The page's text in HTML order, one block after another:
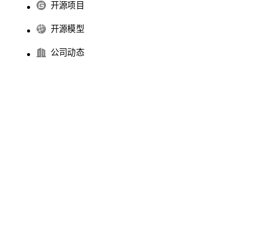
开源项目
开源模型
公司动态